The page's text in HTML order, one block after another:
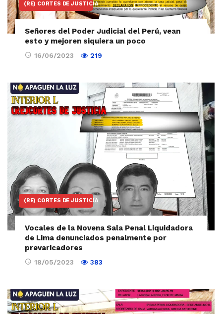
(RE) CORTES DE JUSTICIA
Señores del Poder Judicial del Perú, vean
esto y mejoren siquiera un poco
16/06/2023 219
(RE) CORTES DE JUSTICIA
Vocales de la Novena Sala Penal Liquidadora
de Lima denunciados penalmente por
prevaricadores
18/05/2023 383